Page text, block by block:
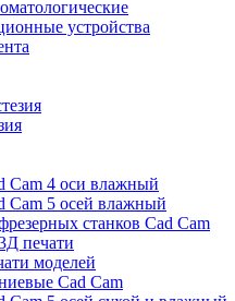
устройства
Cam 4 оси влажный
Cam 5 осей влажный
станков Cad Cam
печати
моделей
Cad Cam